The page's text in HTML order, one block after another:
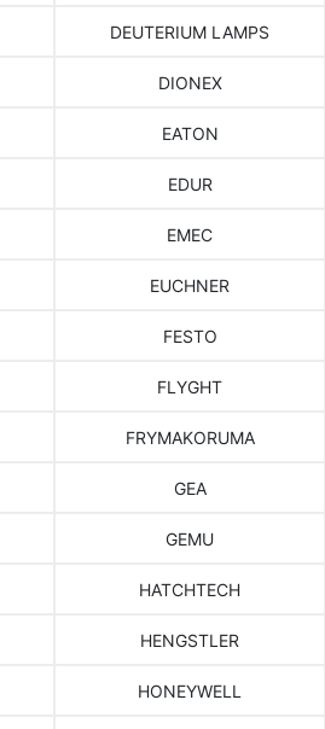
DEUTERIUM LAMPS
DIONEX
EATON
EDUR
EMEC
EUCHNER
FESTO
FLYGHT
FRYMAKORUMA
GEA
GEMU
HATCHTECH
HENGSTLER
HONEYWELL